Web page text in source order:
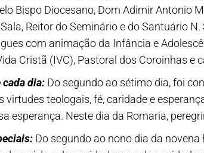
Bispo Diocesano, Dom Adimir Antonio
Reitor do Seminário e do Santuário
com animação da Infância e
Cristã (IVC), Pastoral dos Coroinhas e
cada dia: Do segundo ao sétimo dia, foi
virtudes teologais, fé, caridade e
esperança. Neste dia da Romaria,
Do segundo ao nono dia da